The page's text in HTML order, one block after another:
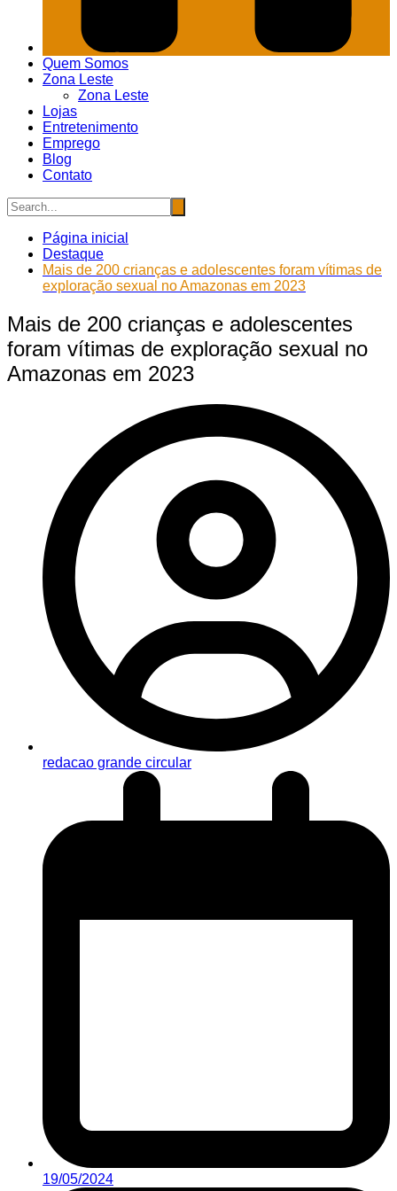
Quem Somos
Zona Leste
Zona Leste
Lojas
Entretenimento
Emprego
Blog
Contato
Página inicial
Destaque
Mais de 200 crianças e adolescentes foram vítimas de
exploração sexual no Amazonas em 2023
Mais de 200 crianças e adolescentes
foram vítimas de exploração sexual no
Amazonas em 2023
redacao grande circular
19/05/2024